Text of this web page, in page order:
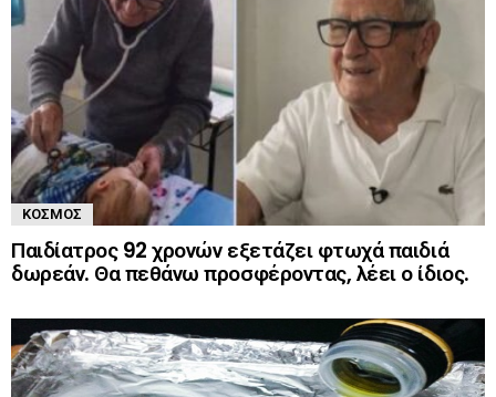
ΚΌΣΜΟΣ
Παιδίατρος 92 χρονών εξετάζει φτωχά παιδιά
δωρεάν. Θα πεθάνω προσφέροντας, λέει ο ίδιος.